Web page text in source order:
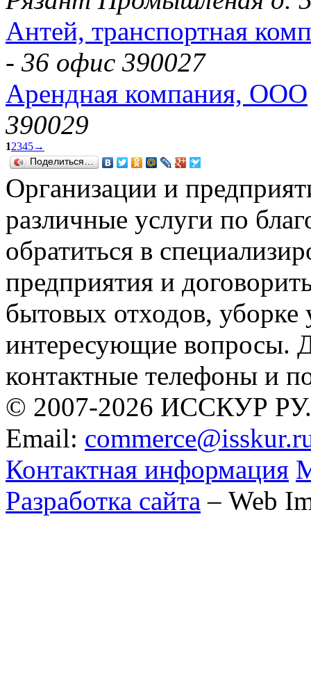
Антей, транспортная
- 36 офис 390027
Арендная компания, ООО
390029
12345→
Поделиться…
Организации и
различные услуги по
обратиться в
предприятия и
бытовых отходов, уборке
интересующие вопросы.
контактные телефоны и
© 2007-2026 ИССКУР РУ.
Email:
Контактная информация
Разработка сайта – Web